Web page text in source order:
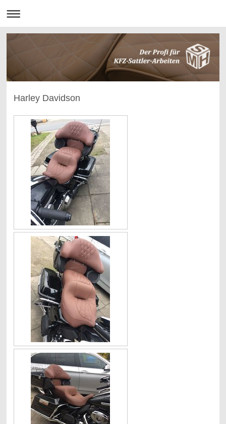
Harley Davidson